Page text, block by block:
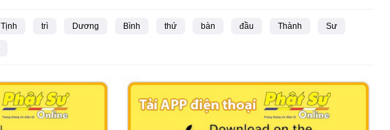
Tịnh trì Dương Bình thứ bàn đầu Thành Sư